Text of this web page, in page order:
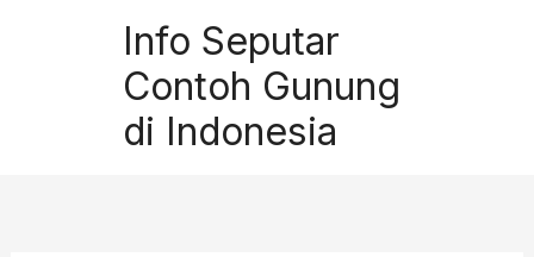
Info Seputar
Contoh Gunung
di Indonesia